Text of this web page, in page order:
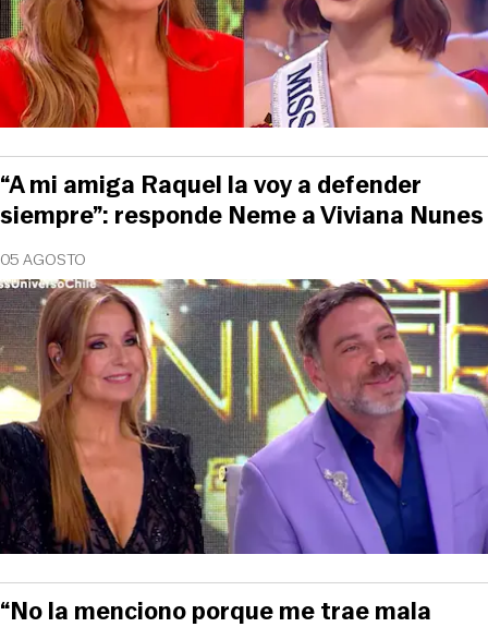
05 AGOSTO
“A mi amiga Raquel la voy a defender
siempre”: responde Neme a Viviana Nunes
“No la menciono porque me trae mala